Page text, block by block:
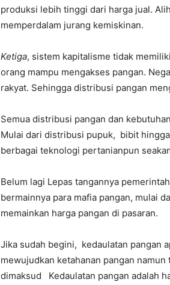
produksi lebih tinggi dari harga jual.
memperdalam jurang kemiskinan.
Ketiga, sistem kapitalisme tidak
orang mampu mengakses pangan.
rakyat. Sehingga distribusi pangan
Semua distribusi pangan dan
Mulai dari distribusi pupuk, bibit
berbagai teknologi pertanianpun
Belum lagi Lepas tangannya
bermainnya para mafia pangan, mulai
memainkan harga pangan di pasaran.
Jika sudah begini, kedaulatan pangan
mewujudkan ketahanan pangan
dimaksud Kedaulatan pangan adalah